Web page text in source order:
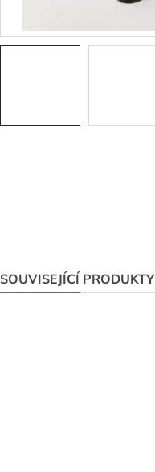
SOUVISEJÍCÍ PRODUKTY